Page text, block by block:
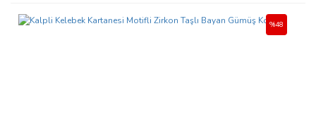
Görüş ve önerileriniz için teşekkür ederiz.
%48